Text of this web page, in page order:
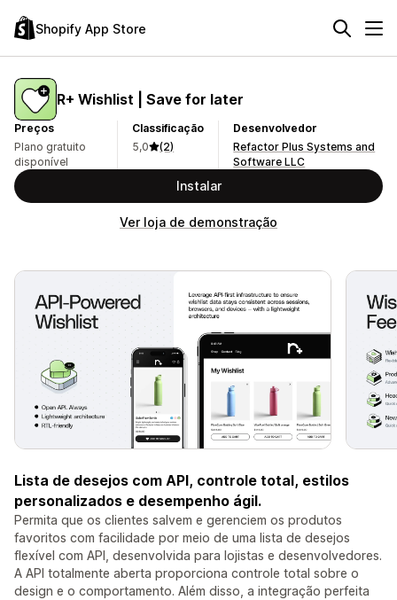
Shopify App Store
R+ Wishlist | Save for later
Preços
Plano gratuito
disponível
Classificação
5,0
(2)
Desenvolvedor
Refactor Plus Systems and
Software LLC
Instalar
Ver loja de demonstração
Lista de desejos com API, controle total, estilos
personalizados e desempenho ágil.
Permita que os clientes salvem e gerenciem os produtos
favoritos com facilidade por meio de uma lista de desejos
flexível com API, desenvolvida para lojistas e desenvolvedores.
A API totalmente aberta proporciona controle total sobre o
design e o comportamento. Além disso, a integração perfeita